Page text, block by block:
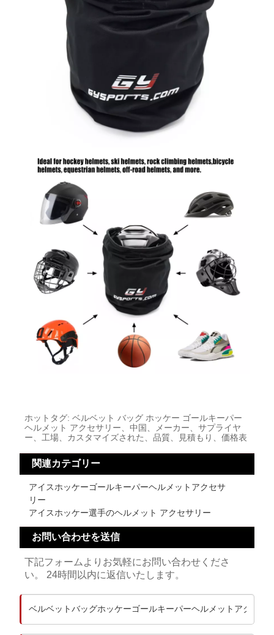
ホットタグ: ベルベット バッグ ホッケー ゴールキーパー
ヘルメット アクセサリー、中国、メーカー、サプライヤ
ー、工場、カスタマイズされた、品質、見積もり、価格表
関連カテゴリー
アイスホッケーゴールキーパーヘルメットアクセサ
リー
アイスホッケー選手のヘルメット アクセサリー
お問い合わせを送信
下記フォームよりお気軽にお問い合わせくださ
い。 24時間以内に返信いたします。